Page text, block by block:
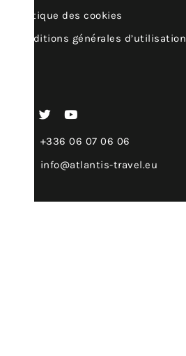
Politique des cookies
Conditions générales d’utilisation
+336 06 07 06 06
info@atlantis-travel.eu